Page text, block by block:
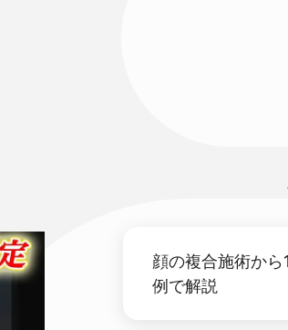
【顔面フル整形】歌舞伎町ホ
顔の複合施術か
例で解説